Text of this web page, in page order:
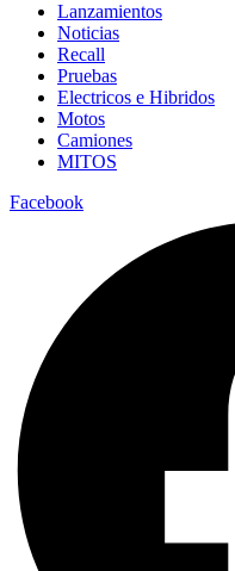
Lanzamientos
Noticias
Recall
Pruebas
Electricos e Hibridos
Motos
Camiones
MITOS
Facebook